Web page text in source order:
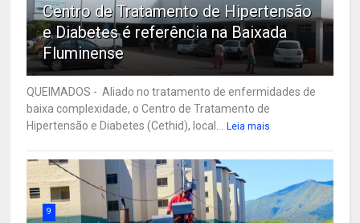
Centro de Tratamento de Hipertensão
e Diabetes é referência na Baixada
Fluminense
QUEIMADOS - Aliado no tratamento de enfermidades de
baixa complexidade, o Centro de Tratamento de
Hipertensão e Diabetes (Cethid), local...
Leia mais
9